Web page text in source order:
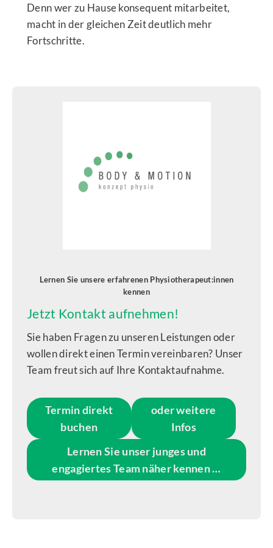
Denn wer zu Hause konsequent mitarbeitet,
macht in der gleichen Zeit deutlich mehr
Fortschritte.
Lernen Sie unsere erfahrenen Physiotherapeut:innen
kennen
Jetzt Kontakt aufnehmen!
Sie haben Fragen zu unseren Leistungen oder
wollen direkt einen Termin vereinbaren? Unser
Team freut sich auf Ihre Kontaktaufnahme.
Termin direkt
buchen
oder weitere
Infos
Lernen Sie unser junges und
engagiertes Team näher kennen …